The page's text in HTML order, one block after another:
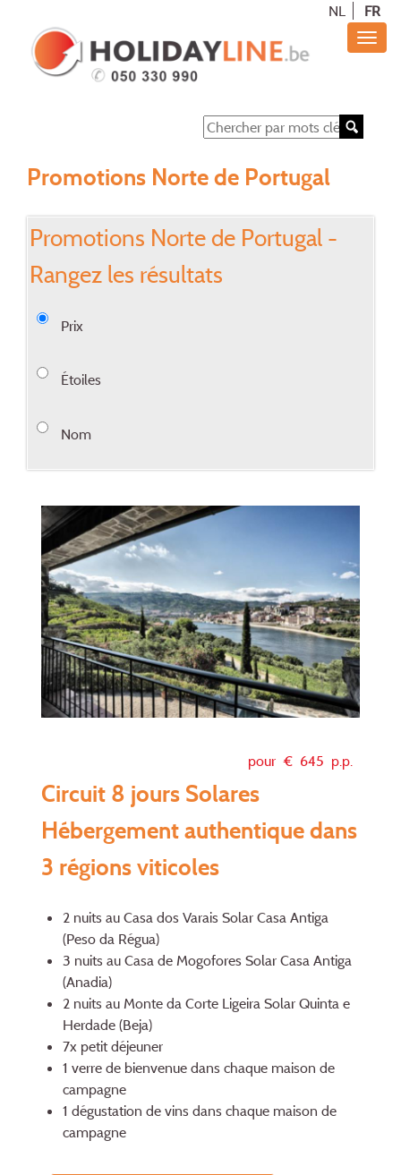
NL FR
Promotions Norte de Portugal
Promotions Norte de Portugal -
Rangez les résultats
Prix
Étoiles
Nom
pour € 645 p.p.
Circuit 8 jours Solares
Hébergement authentique dans
3 régions viticoles
2 nuits au Casa dos Varais Solar Casa Antiga
(Peso da Régua)
3 nuits au Casa de Mogofores Solar Casa Antiga
(Anadia)
2 nuits au Monte da Corte Ligeira Solar Quinta e
Herdade (Beja)
7x petit déjeuner
1 verre de bienvenue dans chaque maison de
campagne
1 dégustation de vins dans chaque maison de
campagne